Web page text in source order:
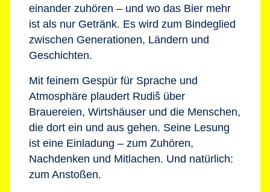
einander zuhören – und wo das Bier mehr
ist als nur Getränk. Es wird zum Bindeglied
zwischen Generationen, Ländern und
Geschichten.
Mit feinem Gespür für Sprache und
Atmosphäre plaudert Rudiš über
Brauereien, Wirtshäuser und die Menschen,
die dort ein und aus gehen. Seine Lesung
ist eine Einladung – zum Zuhören,
Nachdenken und Mitlachen. Und natürlich:
zum Anstoßen.